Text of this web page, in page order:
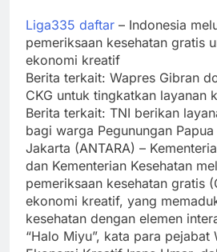
Liga335 daftar – Indonesia
pemeriksaan kesehatan gratis
ekonomi kreatif
Berita terkait: Wapres Gibran
CKG untuk tingkatkan layanan
Berita terkait: TNI berikan
bagi warga Pegunungan Papua
Jakarta (ANTARA) –
dan Kementerian Kesehatan
pemeriksaan kesehatan gratis
ekonomi kreatif, yang
kesehatan dengan elemen
“Halo Miyu”, kata para pejabat